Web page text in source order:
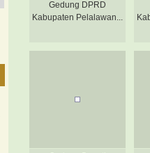
Gedung DPRD
Kabupaten Pelalawan...